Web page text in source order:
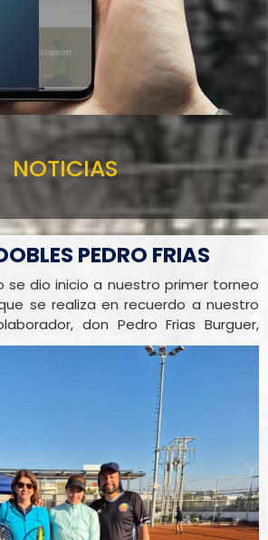
NOTICIAS
PEDRO FRIAS
se dio inicio a nuestro primer torneo
se realiza en recuerdo a nuestro
don Pedro Frias Burguer,
legado en nuestro Club, como
tenis nacional.
en categorías +60, +70, mixtos y
participación de nuestras